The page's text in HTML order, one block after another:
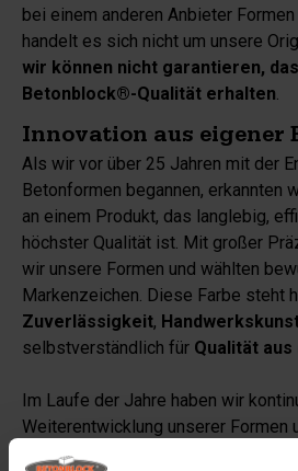
bei einem anderen Anbieter
handelt es sich nicht um unsere
wir können nicht garantieren,
Betonblock®-Qualität erhalten.
Innovation aus eigener
Als wir vor über 25 Jahren mit der
Betonformen begannen, erkannten
an einem Produkt, das langlebig,
höchster Qualität ist. Mit großer
wir unsere Formen und wählten
Markenzeichen. Diese Farbe steht
Zuverlässigkeit,
selbstverständlich für Qualität aus
Im Laufe der Jahre haben wir
Weiterentwicklung unserer Formen
Produktionsprozesse investiert.